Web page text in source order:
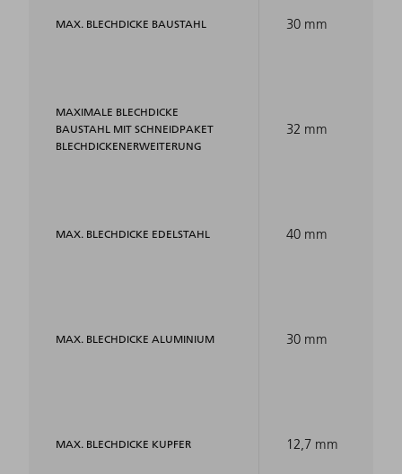
MAX. BLECHDICKE BAUSTAHL
MAXIMALE BLECHDICKE
BAUSTAHL MIT SCHNEIDPAKET
BLECHDICKENERWEITERUNG
MAX. BLECHDICKE EDELSTAHL
MAX. BLECHDICKE ALUMINIUM
MAX. BLECHDICKE KUPFER
30 mm
32 mm
40 mm
30 mm
12,7 mm